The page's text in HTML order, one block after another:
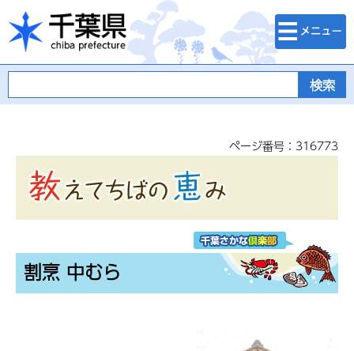
千葉県
検索・メニュ
ー
ページ番号：316773
割烹 中むら